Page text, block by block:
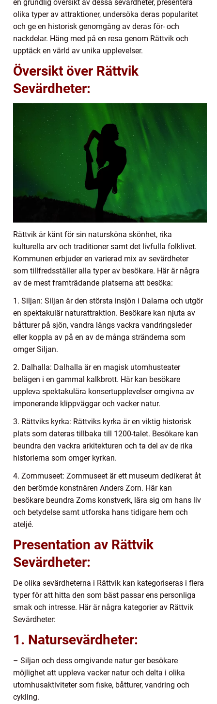
en grundlig översikt av dessa sevärdheter, presentera
olika typer av attraktioner, undersöka deras popularitet
och ge en historisk genomgång av deras för- och
nackdelar. Häng med på en resa genom Rättvik och
upptäck en värld av unika upplevelser.
Översikt över Rättvik
Sevärdheter:
Rättvik är känt för sin natursköna skönhet, rika
kulturella arv och traditioner samt det livfulla folklivet.
Kommunen erbjuder en varierad mix av sevärdheter
som tillfredsställer alla typer av besökare. Här är några
av de mest framträdande platserna att besöka:
1. Siljan: Siljan är den största insjön i Dalarna och utgör
en spektakulär naturattraktion. Besökare kan njuta av
båtturer på sjön, vandra längs vackra vandringsleder
eller koppla av på en av de många stränderna som
omger Siljan.
2. Dalhalla: Dalhalla är en magisk utomhusteater
belägen i en gammal kalkbrott. Här kan besökare
uppleva spektakulära konsertupplevelser omgivna av
imponerande klippväggar och vacker natur.
3. Rättviks kyrka: Rättviks kyrka är en viktig historisk
plats som dateras tillbaka till 1200-talet. Besökare kan
beundra den vackra arkitekturen och ta del av de rika
historierna som omger kyrkan.
4. Zornmuseet: Zornmuseet är ett museum dedikerat åt
den berömde konstnären Anders Zorn. Här kan
besökare beundra Zorns konstverk, lära sig om hans liv
och betydelse samt utforska hans tidigare hem och
ateljé.
Presentation av Rättvik
Sevärdheter:
De olika sevärdheterna i Rättvik kan kategoriseras i flera
typer för att hitta den som bäst passar ens personliga
smak och intresse. Här är några kategorier av Rättvik
Sevärdheter:
1. Natursevärdheter:
– Siljan och dess omgivande natur ger besökare
möjlighet att uppleva vacker natur och delta i olika
utomhusaktiviteter som fiske, båtturer, vandring och
cykling.